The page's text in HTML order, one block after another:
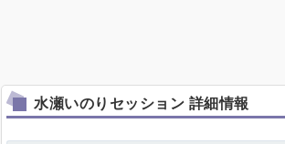
水瀬いのりセッション 詳細情報